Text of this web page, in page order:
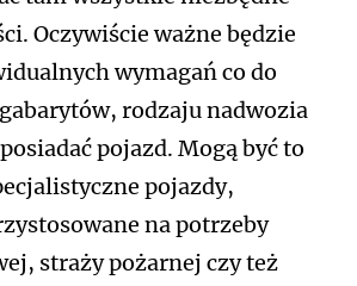
Oczywiście ważne będzie
wymagań co do
rodzaju nadwozia
pojazd. Mogą być to
pojazdy,
na potrzeby
straży pożarnej czy też